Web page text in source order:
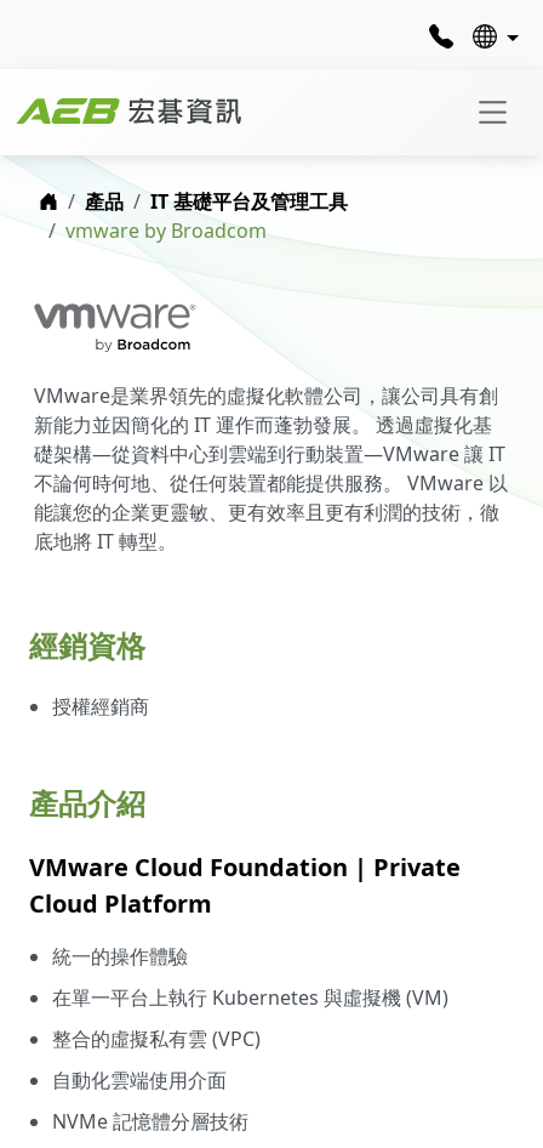
首頁產品
IT 基礎平台及管理工具
vmware by Broadcom
VMware是業界領先的虛擬化軟體公司，讓公司具有創
新能力並因簡化的 IT 運作而蓬勃發展。 透過虛擬化基
礎架構—從資料中心到雲端到行動裝置—VMware 讓 IT
不論何時何地、從任何裝置都能提供服務。 VMware 以
能讓您的企業更靈敏、更有效率且更有利潤的技術，徹
底地將 IT 轉型。
經銷資格
授權經銷商
產品介紹
VMware Cloud Foundation | Private
Cloud Platform
統一的操作體驗
在單一平台上執行 Kubernetes 與虛擬機 (VM)
整合的虛擬私有雲 (VPC)
自動化雲端使用介面
NVMe 記憶體分層技術